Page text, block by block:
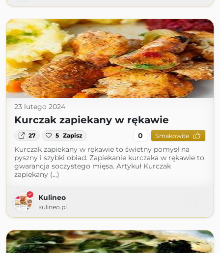
23 lutego 2024
Kurczak zapiekany w rękawie
27 5 Zapisz 0 Smakowite
Kurczak zapiekany w rękawie to świetny pomysł na
pyszny i szybki obiad. Zapiekanie kurczaka w rękawie to
gwarancja soczystego mięsa. Artykuł Kurczak
zapiekany (...)
Kulineo
kulineo.pl